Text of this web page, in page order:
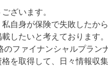
ざいます。
自身が保険で失敗したか
したいと考えております。
ファイナンシャルプラン
を取得して、日々情報収